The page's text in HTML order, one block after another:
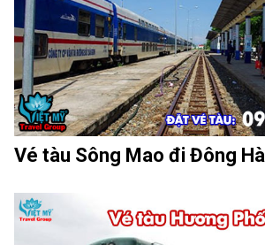
Vé tàu Sông Mao đi Đông Hà